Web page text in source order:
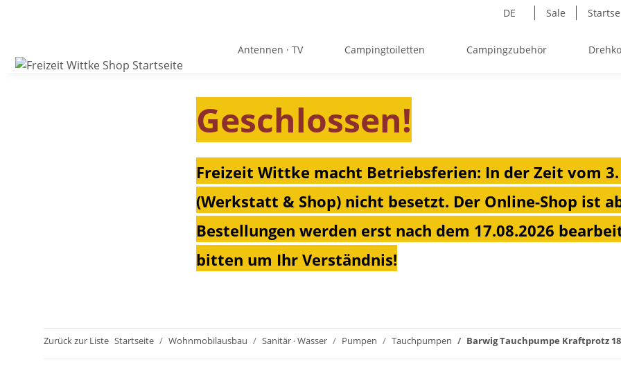
DE Sale
Antennen · TV Campingtoiletten Campingzubehör
Geschlossen!
Freizeit Wittke macht Betriebsferien: In der Zeit vom 3.
(Werkstatt & Shop) nicht besetzt. Der Online-Shop ist
Bestellungen werden erst nach dem 17.08.2026
bitten um Ihr Verständnis!
Zurück zur Liste Startseite Wohnmobilausbau Sanitär · Wasser Pumpen Tauchpumpen Barwig Tauchpumpe Kraftprotz